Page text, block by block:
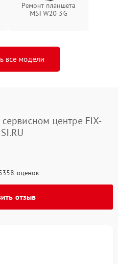
Ремонт планшета
MSI W20 3G
все модели
центре FIX-
оценок
отзыв